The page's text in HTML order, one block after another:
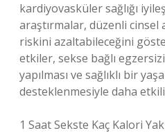
kardiyovasküler sağlığı
araştırmalar, düzenli
riskini azaltabileceğini
etkiler, sekse bağlı
yapılması ve sağlıklı bir
desteklenmesiyle daha
1 Saat Sekste Kaç Kalori